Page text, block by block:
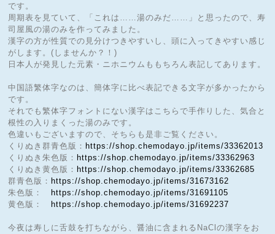
です。
周期表を見ていて、「これは……湯のみだ……」と思ったので、寿
司屋風の湯のみを作ってみました。
漢字の方が性質での見分けつきやすいし、頭に入ってきやすい感じ
がします。(しませんか？！)
日本人が発見した元素・ニホニウムももちろん表記してあります。
中国語繁体字なのは、簡体字に比べ表記できる文字が多かったから
です。
それでも繁体字フォントにない漢字はこちらで手作りした、気合と
根性の入りまくった湯のみです。
色違いもございますので、そちらも是非ご覧ください。
くりぬき群青色版： https://shop.chemodayo.jp/items/33362013
くりぬき朱色版： https://shop.chemodayo.jp/items/33362963
くりぬき黄色版： https://shop.chemodayo.jp/items/33362685
群青色版： https://shop.chemodayo.jp/items/31673162
朱色版：
https://shop.chemodayo.jp/items/31691105
黄色版：
https://shop.chemodayo.jp/items/31692237
今夜は寿しに舌鼓を打ちながら、醤油に含まれるNaClの漢字をお